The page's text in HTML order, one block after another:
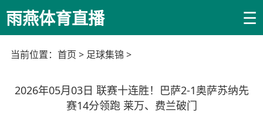
雨燕体育直播 ☰
当前位置： 首页 > 足球集锦 >
2026年05月03日 联赛十连胜！巴萨2-1奥萨苏纳先
赛14分领跑 莱万、费兰破门